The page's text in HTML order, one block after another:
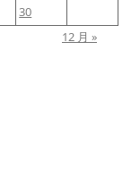
30
12 月 »